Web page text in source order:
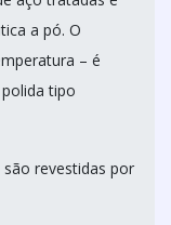
a pó. O
– é
tipo
revestidas por